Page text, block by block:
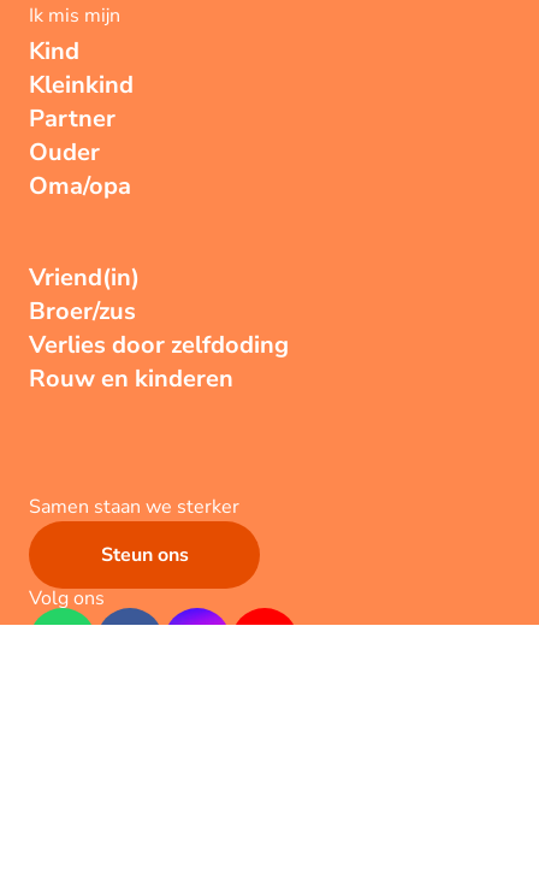
Ik mis mijn
Kind
Kleinkind
Partner
Ouder
Oma/opa
Vriend(in)
Broer/zus
Verlies door zelfdoding
Rouw en kinderen
Samen staan we sterker
Steun ons
Volg ons